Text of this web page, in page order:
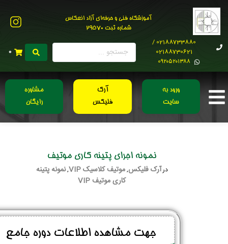
آموزشگاه فنی و حرفه‌ای آزاد انعکاس
شماره ثبت 29570
02188733880 /
02188730621
0۹۲۰۵۲۰۱۳۸۸
0
ورود به
سایت
آرک
فلیکس
مشاوره
رایگان
نمونه اجرای پتینه کاری موتیف
درآرک فلیکس,موتیف کلاسیک VIP ,نمونه پتینه
کاری موتیف VIP
جهت مشاهده اطلاعات دوره جامع